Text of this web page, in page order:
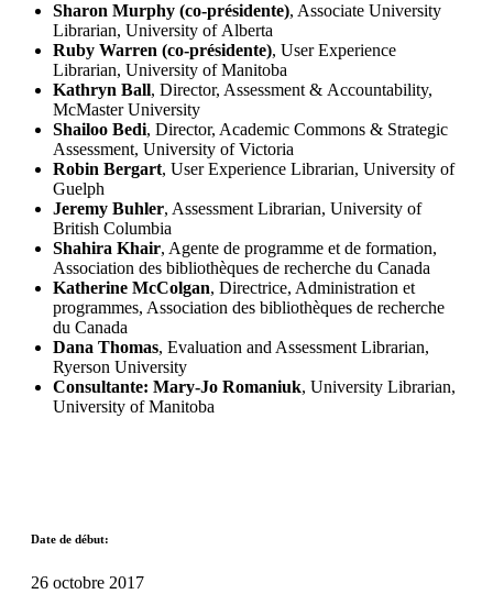
Sharon Murphy (co-présidente), Associate University
Librarian, University of Alberta
Ruby Warren (co-présidente), User Experience
Librarian, University of Manitoba
Kathryn Ball, Director, Assessment & Accountability,
McMaster University
Shailoo Bedi, Director, Academic Commons & Strategic
Assessment, University of Victoria
Robin Bergart, User Experience Librarian, University of
Guelph
Jeremy Buhler, Assessment Librarian, University of
British Columbia
Shahira Khair, Agente de programme et de formation,
Association des bibliothèques de recherche du Canada
Katherine McColgan, Directrice, Administration et
programmes, Association des bibliothèques de recherche
du Canada
Dana Thomas, Evaluation and Assessment Librarian,
Ryerson University
Consultante: Mary-Jo Romaniuk, University Librarian,
University of Manitoba
Date de début:
26 octobre 2017